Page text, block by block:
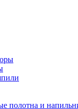
полотна и